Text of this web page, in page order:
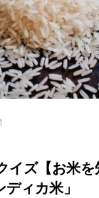
イズ【お米を
ィカ米」